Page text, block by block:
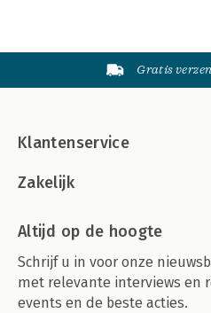
Gratis
Klantenservice
Zakelijk
Altijd op de hoogte
Schrijf u in voor onze
met relevante interviews en
events en de beste acties.